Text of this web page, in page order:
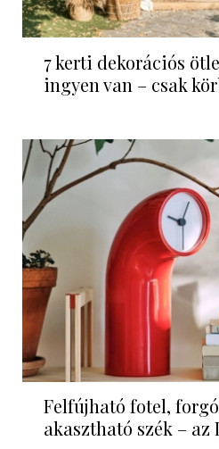
7 kerti dekorációs
ingyen van – csak
Felfújható fotel,
akasztható szék – az